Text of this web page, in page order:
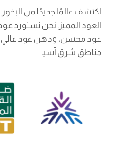
اكتشف عالمًا جديدًا من
العود المميز. نحن نستورد
عود محسن، ودهن عود عالي
مناطق شرق آسيا